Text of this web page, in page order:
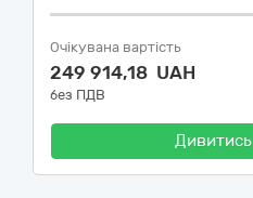
Очікувана вартість
249 914,18 UAH
без ПДВ
Дивитись